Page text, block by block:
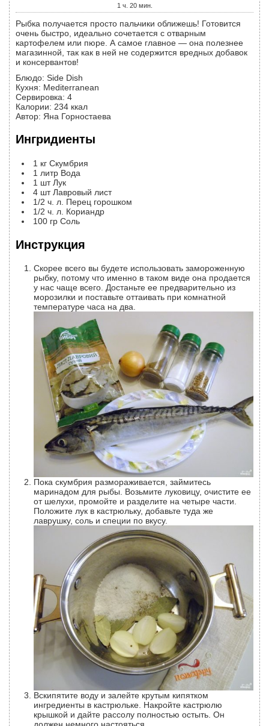
1 ч. 20 мин.
Рыбка получается просто пальчики оближешь! Готовится
очень быстро, идеально сочетается с отварным
картофелем или пюре. А самое главное — она полезнее
магазинной, так как в ней не содержится вредных добавок
и консервантов!
Блюдо: Side Dish
Кухня: Mediterranean
Сервировка: 4
Калории: 234 ккал
Автор: Яна Горностаева
Ингридиенты
1 кг Скумбрия
1 литр Вода
1 шт Лук
4 шт Лавровый лист
1/2 ч. л. Перец горошком
1/2 ч. л. Кориандр
100 гр Соль
Инструкция
Скорее всего вы будете использовать замороженную
рыбку, потому что именно в таком виде она продается
у нас чаще всего. Достаньте ее предварительно из
морозилки и поставьте оттаивать при комнатной
температуре часа на два.
Пока скумбрия размораживается, займитесь
маринадом для рыбы. Возьмите луковицу, очистите ее
от шелухи, промойте и разделите на четыре части.
Положите лук в кастрюльку, добавьте туда же
лаврушку, соль и специи по вкусу.
Вскипятите воду и залейте крутым кипятком
ингредиенты в кастрюльке. Накройте кастрюлю
крышкой и дайте рассолу полностью остыть. Он